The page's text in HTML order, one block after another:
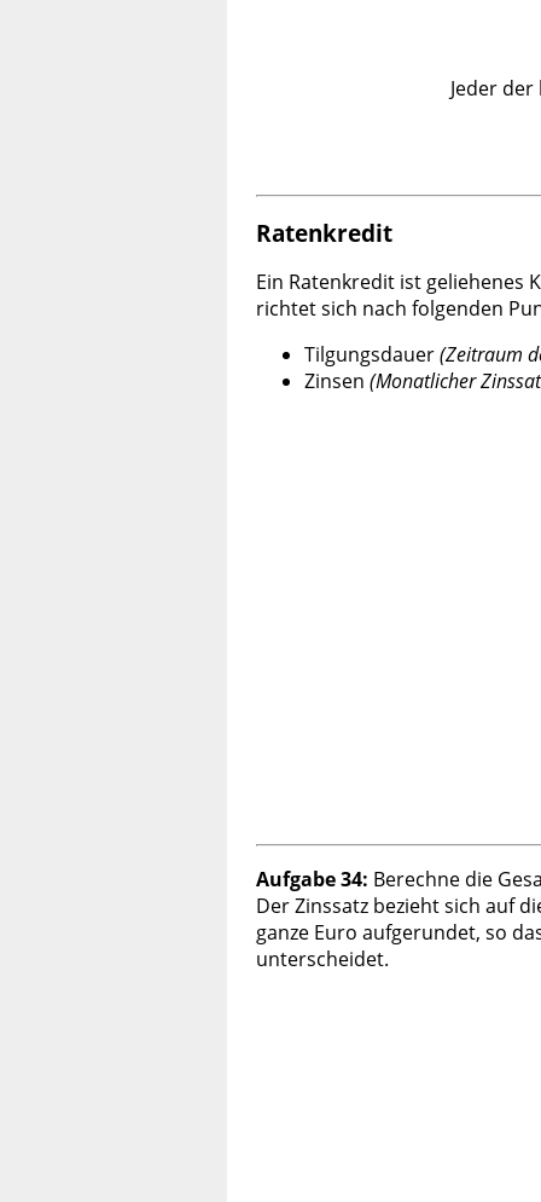
Jeder
Ratenkredit
Ein Ratenkredit ist geliehenes
richtet sich nach folgenden
Tilgungsdauer(Zeitraum
Zinsen (Monatlicher
Aufgabe 34: Berechne die
Der Zinssatz bezieht sich auf
ganze Euro aufgerundet, so
unterscheidet.